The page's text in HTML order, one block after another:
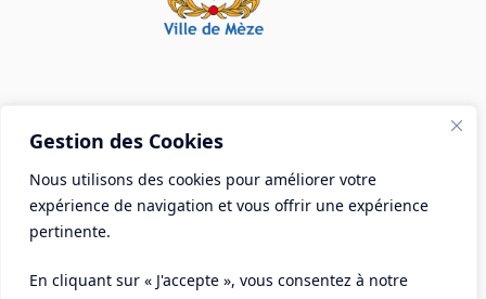
Gestion des Cookies
Nous utilisons des cookies pour améliorer votre
expérience de navigation et vous offrir une expérience
pertinente.
En cliquant sur « J'accepte », vous consentez à notre
Mairie de Mèze
Place Aristide Briand - BP 28 34140 Mèze
Tél :04 67 18 30 30
Mail :